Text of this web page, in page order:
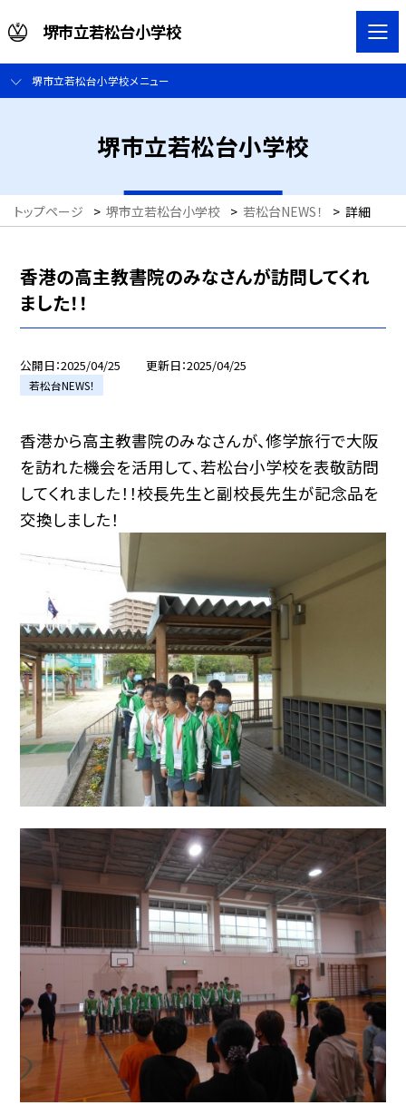
堺市立若松台小学校
堺市立若松台小学校メニュー
堺市立若松台小学校
トップページ > 堺市立若松台小学校 > 若松台NEWS！ > 詳細
香港の高主教書院のみなさんが訪問してくれ
ました！！
公開日 2025/04/25 更新日 2025/04/25
若松台NEWS！
香港から高主教書院のみなさんが、修学旅行で大阪
を訪れた機会を活用して、若松台小学校を表敬訪問
してくれました！！校長先生と副校長先生が記念品を
交換しました！